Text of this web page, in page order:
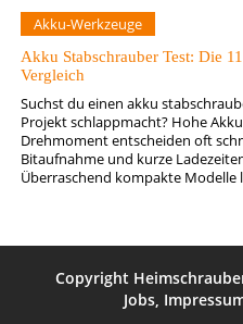
Akku-Werkzeuge
Akku Stabschrauber Test: Die
Vergleich
Suchst du einen akku
Projekt schlappmacht? Hohe
Drehmoment entscheiden oft
Bitaufnahme und kurze
Überraschend kompakte Modelle
Copyright
Jobs,